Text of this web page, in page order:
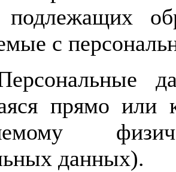
с
прямо или
данных).